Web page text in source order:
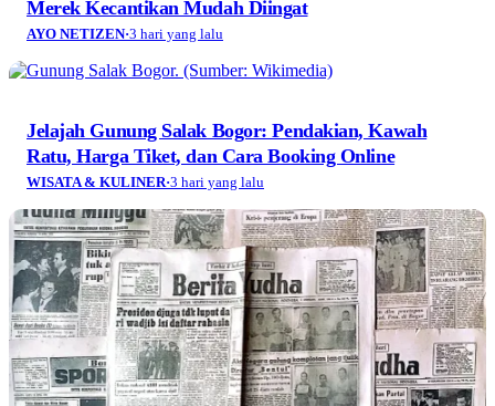
Berita Yudha: Potret Sejarah dari Lembaran Surat
Kabar Lawas
AYO NETIZEN·3 hari yang lalu